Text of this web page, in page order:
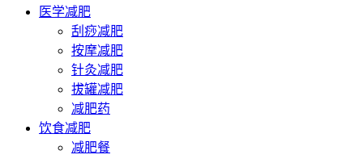
医学减肥
刮痧减肥
按摩减肥
针灸减肥
拔罐减肥
减肥药
饮食减肥
减肥餐